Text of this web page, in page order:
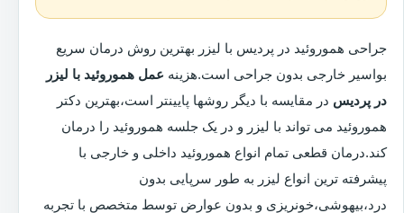
جراحی هموروئید در پردیس با لیزر بهترین روش درمان سریع
بواسیر خارجی بدون جراحی است.هزینه عمل هموروئید با لیزر
در پردیس در مقایسه با دیگر روشها پایینتر است،بهترین دکتر
هموروئید می تواند با لیزر و در یک جلسه هموروئید را درمان
کند.درمان قطعی تمام انواع هموروئید داخلی و خارجی با
پیشرفته ترین انواع لیزر به طور سرپایی بدون
درد،بیهوشی،خونریزی و بدون عوارض توسط متخصص با تجربه